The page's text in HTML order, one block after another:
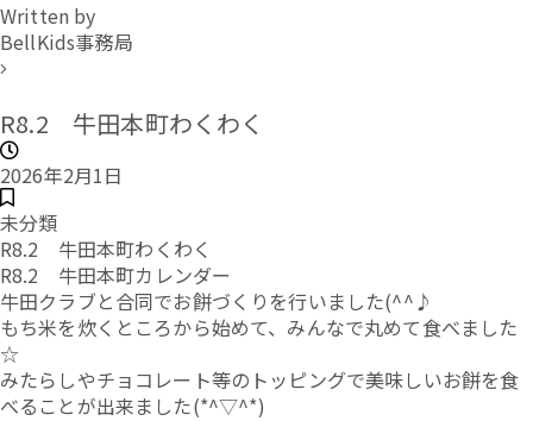
Written by
BellKids事務局
R8.2 牛田本町わくわく
2026年2月1日
未分類
R8.2 牛田本町わくわく
R8.2 牛田本町カレンダー
牛田クラブと合同でお餅づくりを行いました(^^♪
もち米を炊くところから始めて、みんなで丸めて食べました
☆
みたらしやチョコレート等のトッピングで美味しいお餅を食
べることが出来ました(*^▽^*)